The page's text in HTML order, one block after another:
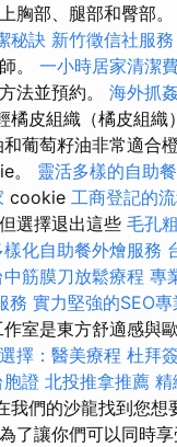
胸部、腿部和臀部
秘訣 新竹徵信社服務
。 一小時居家清潔
法並預約。 海外抓
皮組織（橘皮組織
葡萄籽油非常適合
。 靈活多樣的自助
cookie 工商登記的
選擇退出這些 毛孔
樣化自助餐外燴服務
中筋膜刀放鬆療程 專
務 實力堅強的SEO專
室是東方舒適感與
擇：醫美療程 杜拜
證 北投推拿推薦 精
我們的沙龍找到您
了讓你們可以同時